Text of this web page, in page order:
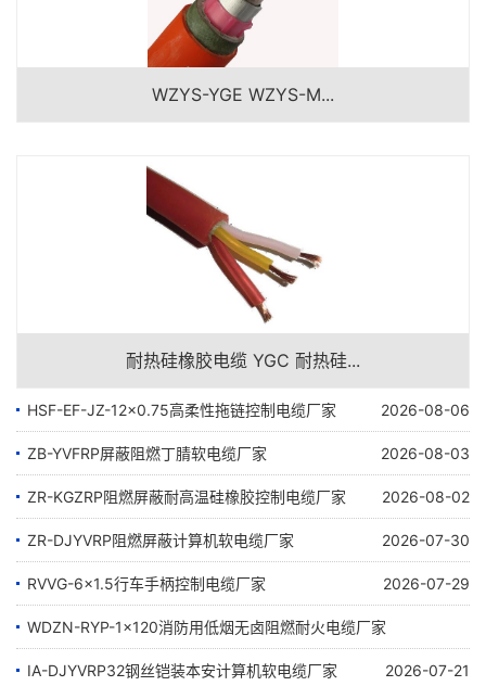
WZYS-YGE WZYS-M...
耐热硅橡胶电缆 YGC 耐热硅...
HSF-EF-JZ-12×0.75高柔性拖链控制电缆厂家 2026-08-06
ZB-YVFRP屏蔽阻燃丁腈软电缆厂家 2026-08-03
ZR-KGZRP阻燃屏蔽耐高温硅橡胶控制电缆厂家 2026-08-02
ZR-DJYVRP阻燃屏蔽计算机软电缆厂家 2026-07-30
RVVG-6×1.5行车手柄控制电缆厂家 2026-07-29
WDZN-RYP-1×120消防用低烟无卤阻燃耐火电缆厂家
2026-07-24
IA-DJYVRP32钢丝铠装本安计算机软电缆厂家 2026-07-21